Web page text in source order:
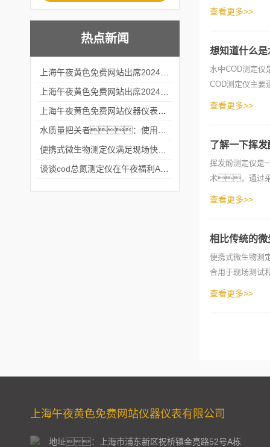
热点新闻
COD测定仪是
查看更多>>
想知道什么
水中COD测定
COD测定仪主
单。首先
查看更多>>
了解一下挥
挥发酚测定仪是
术，通过采
或活性炭滤板
查看更多>>
相比传统的
便携式微生物
合用于现场测试
中，通过
查看更多>>
上海午夜黄色免费网站仪器仪表有限公司
地址：上海市浦东新区祝桥镇金亮路52号A栋